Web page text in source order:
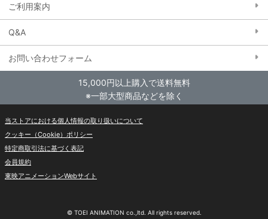
ご利用案内
Q&A
お問い合わせフォーム
15,000円以上購入で送料無料
※一部大型商品などを除く
当ストアにおける個人情報の取り扱いについて
クッキー（Cookie）ポリシー
特定商取引法に基づく表記
会員規約
東映アニメーションWebサイト
© TOEI ANIMATION co.,ltd. All rights reserved.